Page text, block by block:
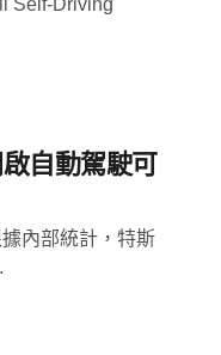
自動駕駛可
內部統計，特斯